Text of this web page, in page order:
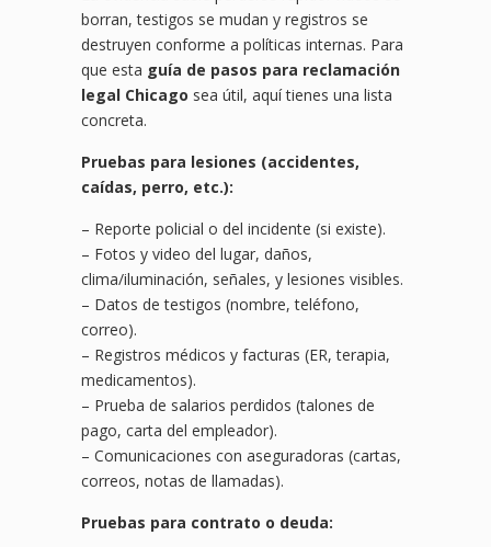
borran, testigos se mudan y registros se
destruyen conforme a políticas internas. Para
que esta guía de pasos para reclamación
legal Chicago sea útil, aquí tienes una lista
concreta.
Pruebas para lesiones (accidentes,
caídas, perro, etc.):
– Reporte policial o del incidente (si existe).
– Fotos y video del lugar, daños,
clima/iluminación, señales, y lesiones visibles.
– Datos de testigos (nombre, teléfono,
correo).
– Registros médicos y facturas (ER, terapia,
medicamentos).
– Prueba de salarios perdidos (talones de
pago, carta del empleador).
– Comunicaciones con aseguradoras (cartas,
correos, notas de llamadas).
Pruebas para contrato o deuda: